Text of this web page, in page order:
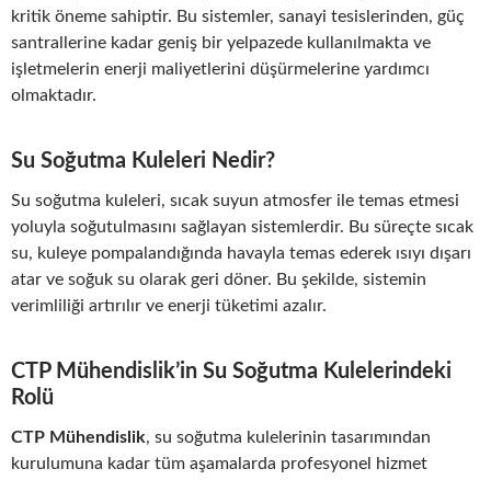
kritik öneme sahiptir. Bu sistemler, sanayi tesislerinden, güç
santrallerine kadar geniş bir yelpazede kullanılmakta ve
işletmelerin enerji maliyetlerini düşürmelerine yardımcı
olmaktadır.
Su Soğutma Kuleleri Nedir?
Su soğutma kuleleri, sıcak suyun atmosfer ile temas etmesi
yoluyla soğutulmasını sağlayan sistemlerdir. Bu süreçte sıcak
su, kuleye pompalandığında havayla temas ederek ısıyı dışarı
atar ve soğuk su olarak geri döner. Bu şekilde, sistemin
verimliliği artırılır ve enerji tüketimi azalır.
CTP Mühendislik’in Su Soğutma Kulelerindeki
Rolü
CTP Mühendislik, su soğutma kulelerinin tasarımından
kurulumuna kadar tüm aşamalarda profesyonel hizmet